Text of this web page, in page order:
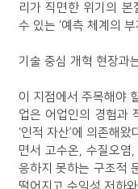
리가 직면한 위기의 본
수 있는 ‘예측 체계의 부
기술 중심 개혁 현장과
이 지점에서 주목해야
업은 어업인의 경험과
‘인적 자산’에 의존해
면서 고수온, 수질오염
응하지 못하는 구조적
떨어지고 수익성 저하